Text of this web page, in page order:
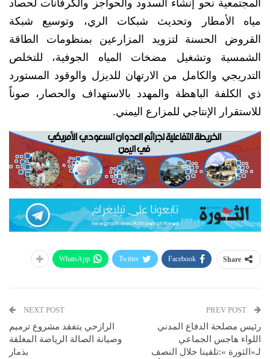
المجتمعية نحو إنشاء السدود والحواجز والكرفانات لحصاد
مياه الأمطار وتحديث شبكات الري، وتوسيع شبكة
القروض الحسنة لتزويد المزارعين بمنظومات الطاقة
الشمسية وتشغيل مضخات المياه الجوفية، للتخلص
التدريجي والكامل من الارتهان للديزل والوقود المستورد
ذي الكلفة الباهظة والمهدد بالاستهداف والحصار، صوناً
للاستقرار الإنتاجي للمزارع اليمني.
Share
Facebook
Twitter
WhatsApp
رئيس مصلحة الدفاع المدني
اللواء هاجس الجماعي
لـ«الثورة »:تلقينا خلال النصف
NEXT POST
الرازحي يتفقد مشروع ترميم
وصيانة الصالة الرياضة المغلقة
بذمار